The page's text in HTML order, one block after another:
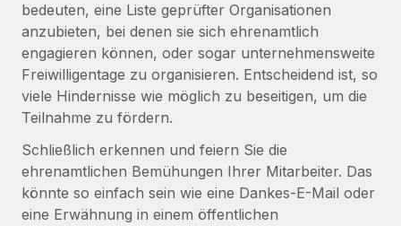
bedeuten, eine Liste geprüfter Organisationen
anzubieten, bei denen sie sich ehrenamtlich
engagieren können, oder sogar unternehmensweite
Freiwilligentage zu organisieren. Entscheidend ist, so
viele Hindernisse wie möglich zu beseitigen, um die
Teilnahme zu fördern.
Schließlich erkennen und feiern Sie die
ehrenamtlichen Bemühungen Ihrer Mitarbeiter. Das
könnte so einfach sein wie eine Dankes-E-Mail oder
eine Erwähnung in einem öffentlichen